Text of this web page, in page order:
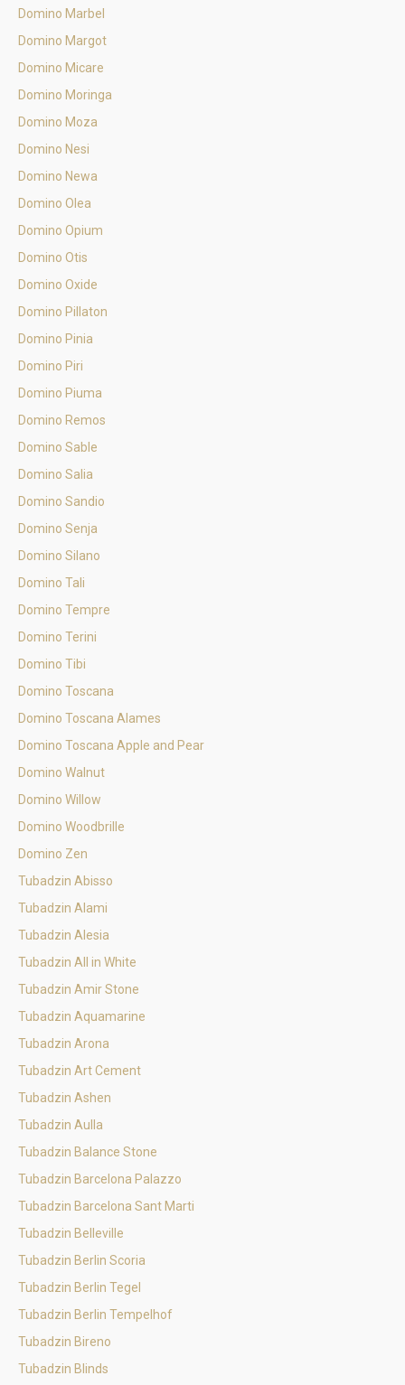
Domino Marbel
Domino Margot
Domino Micare
Domino Moringa
Domino Moza
Domino Nesi
Domino Newa
Domino Olea
Domino Opium
Domino Otis
Domino Oxide
Domino Pillaton
Domino Pinia
Domino Piri
Domino Piuma
Domino Remos
Domino Sable
Domino Salia
Domino Sandio
Domino Senja
Domino Silano
Domino Tali
Domino Tempre
Domino Terini
Domino Tibi
Domino Toscana
Domino Toscana Alames
Domino Toscana Apple and Pear
Domino Walnut
Domino Willow
Domino Woodbrille
Domino Zen
Tubadzin Abisso
Tubadzin Alami
Tubadzin Alesia
Tubadzin All in White
Tubadzin Amir Stone
Tubadzin Aquamarine
Tubadzin Arona
Tubadzin Art Cement
Tubadzin Ashen
Tubadzin Aulla
Tubadzin Balance Stone
Tubadzin Barcelona Palazzo
Tubadzin Barcelona Sant Marti
Tubadzin Belleville
Tubadzin Berlin Scoria
Tubadzin Berlin Tegel
Tubadzin Berlin Tempelhof
Tubadzin Bireno
Tubadzin Blinds